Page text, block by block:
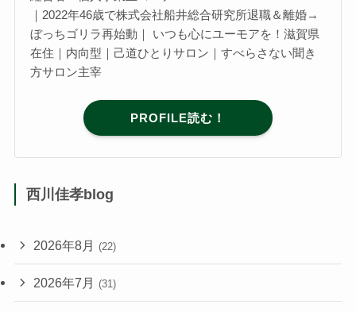
｜2022年46歳で株式会社船井総合研究所退職＆離婚→
ぼっちゴリラ再始動｜ いつも心にユーモアを！滋賀県
在住｜内向型｜己道ひとりサロン｜すべらさない聞き
方サロン主宰
PROFILE読む！
西川佳孝blog
2026年8月 (22)
2026年7月 (31)